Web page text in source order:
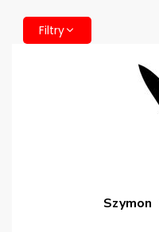
Filtry
Szymon